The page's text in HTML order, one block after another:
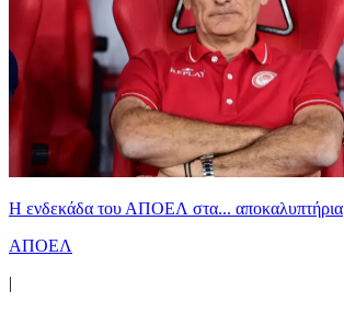
Η ενδεκάδα του ΑΠΟΕΛ στα... αποκαλυπτήρια
ΑΠΟΕΛ
|